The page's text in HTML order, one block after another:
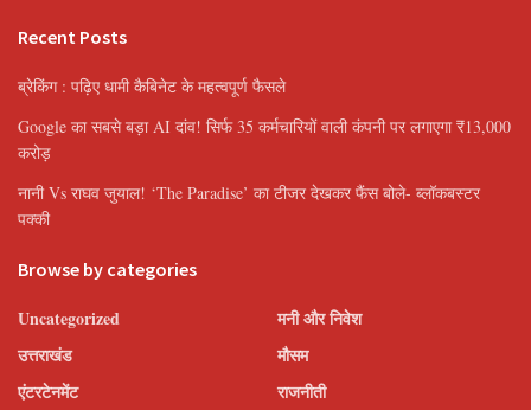
Recent Posts
ब्रेकिंग : पढ़िए धामी कैबिनेट के महत्वपूर्ण फैसले
Google का सबसे बड़ा AI दांव! सिर्फ 35 कर्मचारियों वाली कंपनी पर लगाएगा ₹13,000
करोड़
नानी Vs राघव जुयाल! ‘The Paradise’ का टीजर देखकर फैंस बोले- ब्लॉकबस्टर
पक्की
Browse by categories
Uncategorized
उत्तराखंड
एंटरटेनमेंट
मनी और निवेश
मौसम
राजनीती